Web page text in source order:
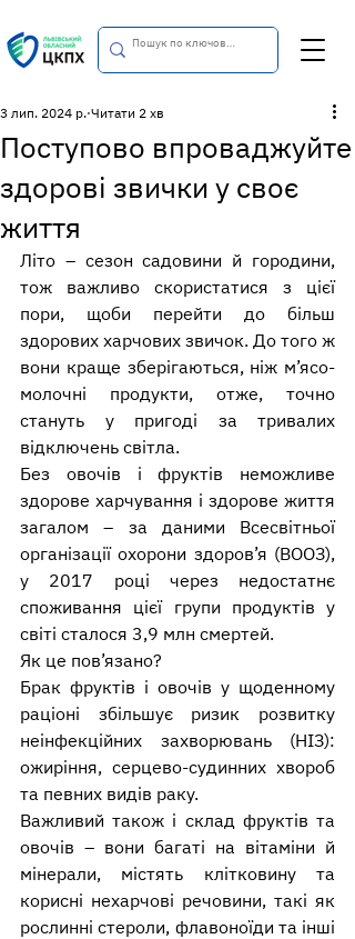
Поступово впроваджуйте
здорові звички у своє
життя
3 лип. 2024 р. Читати 2 хв
Літо – сезон садовини й городини,
тож важливо скористатися з цієї
пори, щоби перейти до більш
здорових харчових звичок. До того ж
вони краще зберігаються, ніж м’ясо-
молочні продукти, отже, точно
стануть у пригоді за тривалих
відключень світла.
Без овочів і фруктів неможливе
здорове харчування і здорове життя
загалом – за даними Всесвітньої
організації охорони здоров’я (ВООЗ),
у 2017 році через недостатнє
споживання цієї групи продуктів у
світі сталося 3,9 млн смертей.
Як це пов’язано?
Брак фруктів і овочів у щоденному
раціоні збільшує ризик розвитку
неінфекційних захворювань (НІЗ):
ожиріння, серцево-судинних хвороб
та певних видів раку.
Важливий також і склад фруктів та
овочів – вони багаті на вітаміни й
мінерали, містять клітковину та
корисні нехарчові речовини, такі як
рослинні стероли, флавоноїди та інші